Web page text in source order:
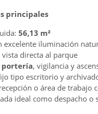
principales
56,13 m²
excelente iluminación
vista directa al parque
portería, vigilancia y
tipo escritorio y
o área de trabajo
ideal como despacho o